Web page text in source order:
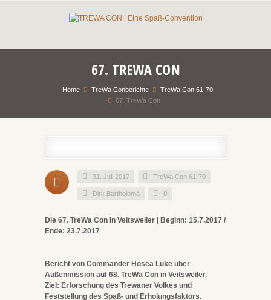
67. TREWA CON
Home TreWa Conberichte
TreWa Con 61-70
67. TreWa Con
31. Juli 2017 TreWa Con 61-70
Dirk Bartholomä 0
Die 67. TreWa Con in Veitsweiler | Beginn: 15.7.2017 /
Ende: 23.7.2017
Bericht von Commander Hosea Lüke über
Außenmission auf 68. TreWa Con in Veitsweiler.
Ziel: Erforschung des Trewaner Volkes und
Feststellung des Spaß- und Erholungsfaktors.